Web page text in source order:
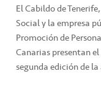
El Cabildo de
Social y la empresa
Promoción de
Canarias presentan
segunda edición de